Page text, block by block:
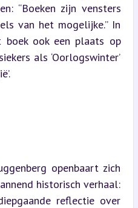
“Boeken zijn vensters
van het mogelijke.” In
ook een plaats op
als ‘Oorlogswinter’
openbaart zich
historisch verhaal:
reflectie over